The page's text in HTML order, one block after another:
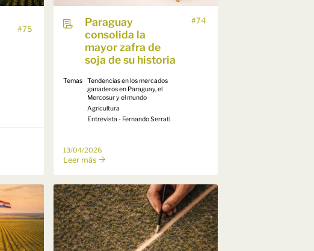
#75
Paraguay
consolida la
mayor zafra de
soja de su historia
#74
Temas
Tendencias en los mercados
ganaderos en Paraguay, el
Mercosur y el mundo
Agricultura
Entrevista - Fernando Serrati
13/04/2026
Leer más